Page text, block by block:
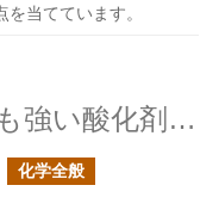
当てています。
土壌中に過酸化水素よりも強い酸化剤はあるか？
化学全般